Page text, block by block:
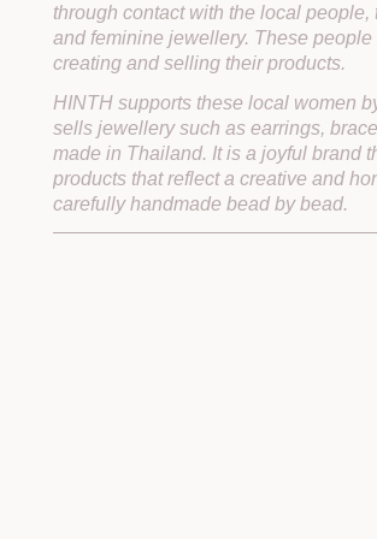
through contact with the local
and feminine jewellery. These
creating and selling their products.
HINTH supports these local women
sells jewellery such as earrings,
made in Thailand. It is a joyful brand
products that reflect a creative and
carefully handmade bead by bead.